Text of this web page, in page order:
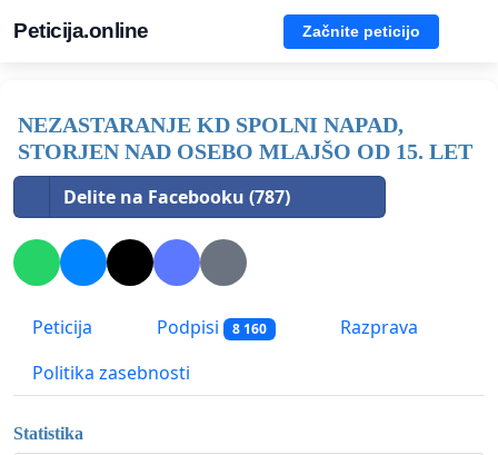
Peticija.online Začnite peticijo
NEZASTARANJE KD SPOLNI NAPAD,
STORJEN NAD OSEBO MLAJŠO OD 15. LET
Delite na Facebooku (787)
Peticija Podpisi 8 160
Razprava
Politika zasebnosti
Statistika